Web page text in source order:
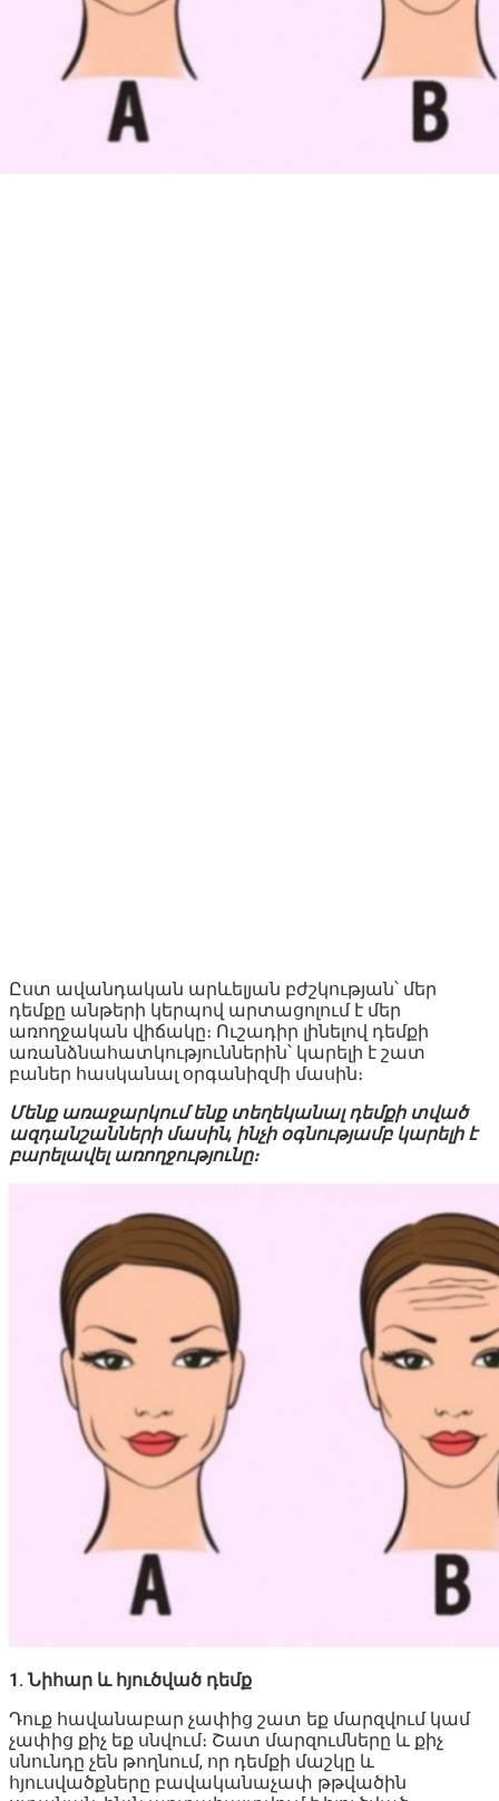
Ըստ ավանդական արևելյան բժշկության՝ մեր
դեմքը անթերի կերպով արտացոլում է մեր
առողջական վիճակը։ Ուշադիր լինելով դեմքի
առանձնահատկություններին՝ կարելի է շատ
բաներ հասկանալ օրգանիզմի մասին։
Մենք առաջարկում ենք տեղեկանալ դեմքի տված
ազդանշանների մասին, ինչի օգնությամբ կարելի է
բարելավել առողջությունը։
1. Նիհար և հյուծված դեմք
Դուք հավանաբար չափից շատ եք մարզվում կամ
չափից քիչ եք սնվում։ Շատ մարզումները և քիչ
սնունդը չեն թողնում, որ դեմքի մաշկը և
հյուսվածքները բավականաչափ թթվածին